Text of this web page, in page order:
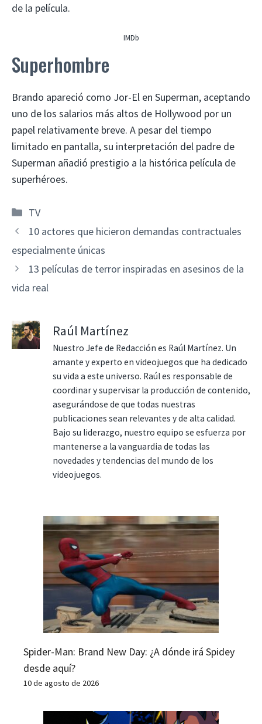
de la película.
IMDb
Superhombre
Brando apareció como Jor-El en Superman, aceptando
uno de los salarios más altos de Hollywood por un
papel relativamente breve. A pesar del tiempo
limitado en pantalla, su interpretación del padre de
Superman añadió prestigio a la histórica película de
superhéroes.
Categorías
TV
10 actores que hicieron demandas contractuales
especialmente únicas
13 películas de terror inspiradas en asesinos de la
vida real
Raúl Martínez
Nuestro Jefe de Redacción es Raúl Martínez. Un
amante y experto en videojuegos que ha dedicado
su vida a este universo. Raúl es responsable de
coordinar y supervisar la producción de contenido,
asegurándose de que todas nuestras
publicaciones sean relevantes y de alta calidad.
Bajo su liderazgo, nuestro equipo se esfuerza por
mantenerse a la vanguardia de todas las
novedades y tendencias del mundo de los
videojuegos.
Spider-Man: Brand New Day: ¿A dónde irá Spidey
desde aquí?
10 de agosto de 2026